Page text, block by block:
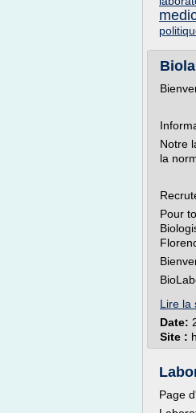
Notre
la
Pour
Lire la
Date:
Site :
Page